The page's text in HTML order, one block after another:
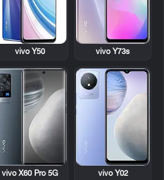
vivo Y73s
vivo Y50
vivo Y02
vivo X60 Pro 5G